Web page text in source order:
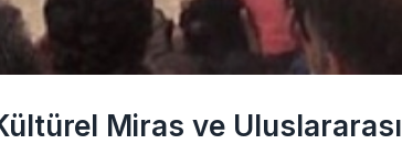
Miras ve Uluslararası